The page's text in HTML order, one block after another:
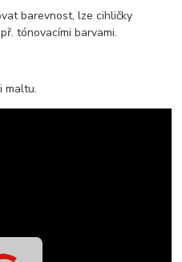
barevnost, lze cihličky
tónovacími barvami.
maltu.